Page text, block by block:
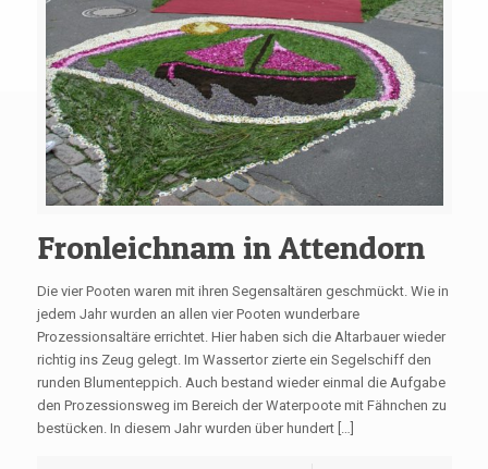
Fronleichnam in Attendorn
Die vier Pooten waren mit ihren Segensaltären geschmückt. Wie in
jedem Jahr wurden an allen vier Pooten wunderbare
Prozessionsaltäre errichtet. Hier haben sich die Altarbauer wieder
richtig ins Zeug gelegt. Im Wassertor zierte ein Segelschiff den
runden Blumenteppich. Auch bestand wieder einmal die Aufgabe
den Prozessionsweg im Bereich der Waterpoote mit Fähnchen zu
bestücken. In diesem Jahr wurden über hundert […]